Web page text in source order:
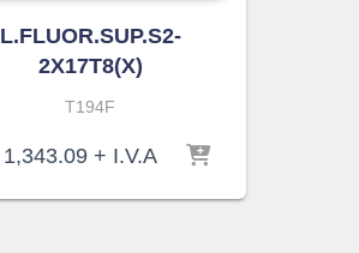
L.FLUOR.SUP.S2-
2X17T8(X)
T194F
1,343.09 + I.V.A